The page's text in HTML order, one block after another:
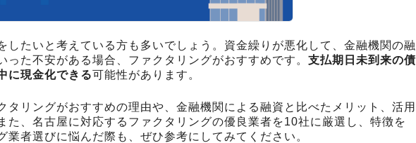
したいと考えている方も多いでしょう。資金繰りが悪化して、金融機関の融
った不安がある場合、ファクタリングがおすすめです。 支払期日未到来の債
に現金化できる可能性があります。
タリングがおすすめの理由や、金融機関による融資と比べたメリット、活用
た、名古屋に対応するファクタリングの優良業者を10社に厳選し、特徴を
業者選びに悩んだ際も、ぜひ参考にしてみてください。